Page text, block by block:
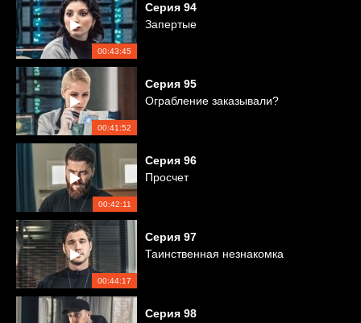
00:43:45
Серия 94
Запертые
00:41:52
Серия 95
Ограбление заказывали?
00:42:11
Серия 96
Просчет
00:44:17
Серия 97
Таинственная незнакомка
Серия 98